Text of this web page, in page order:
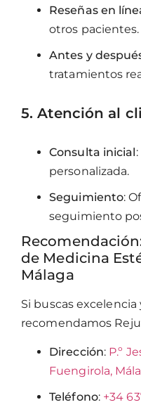
Reseñas en
otros pacientes.
Antes y
tratamientos
5. Atención al
Consulta inicial
personalizada.
Seguimiento:
seguimiento
de Medicina
Málaga
Si buscas excelencia
recomendamos
Dirección: P.º
Fuengirola,
Teléfono: +34